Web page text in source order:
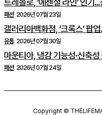
트레몰로, ‘에센셜 라인’ 인
패션 2026년 07월 23일
갤러리아백화점, ‘크록스’ 팝
유통 2026년 07월 30일
마운티아, 냉감 기능성·신축성
패션 2026년 07월 24일
Copyright ©